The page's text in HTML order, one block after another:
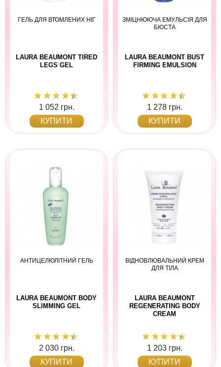
ГЕЛЬ ДЛЯ ВТОМЛЕНИХ НІГ
LAURA BEAUMONT TIRED
LEGS GEL
1 052 грн.
КУПИТИ
ЗМІЦНЮЮЧА ЕМУЛЬСІЯ ДЛЯ
БЮСТА
LAURA BEAUMONT BUST
FIRMING EMULSION
1 278 грн.
КУПИТИ
АНТИЦЕЛЮЛІТНИЙ ГЕЛЬ
LAURA BEAUMONT BODY
SLIMMING GEL
2 030 грн.
КУПИТИ
ВІДНОВЛЮВАЛЬНИЙ КРЕМ
ДЛЯ ТІЛА
LAURA BEAUMONT
REGENERATING BODY
CREAM
1 203 грн.
КУПИТИ